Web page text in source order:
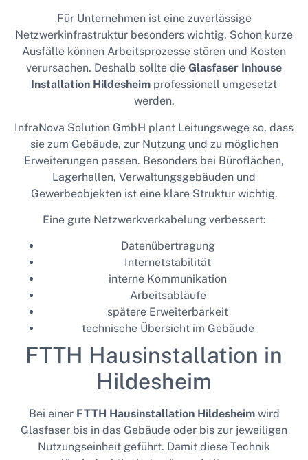
Für Unternehmen ist eine zuverlässige
Netzwerkinfrastruktur besonders wichtig. Schon kurze
Ausfälle können Arbeitsprozesse stören und Kosten
verursachen. Deshalb sollte die Glasfaser Inhouse
Installation Hildesheim professionell umgesetzt
werden.
InfraNova Solution GmbH plant Leitungswege so, dass
sie zum Gebäude, zur Nutzung und zu möglichen
Erweiterungen passen. Besonders bei Büroflächen,
Lagerhallen, Verwaltungsgebäuden und
Gewerbeobjekten ist eine klare Struktur wichtig.
Eine gute Netzwerkverkabelung verbessert:
Datenübertragung
Internetstabilität
interne Kommunikation
Arbeitsabläufe
spätere Erweiterbarkeit
technische Übersicht im Gebäude
FTTH Hausinstallation in
Hildesheim
Bei einer FTTH Hausinstallation Hildesheimwird
Glasfaser bis in das Gebäude oder bis zur jeweiligen
Nutzungseinheit geführt. Damit diese Technik